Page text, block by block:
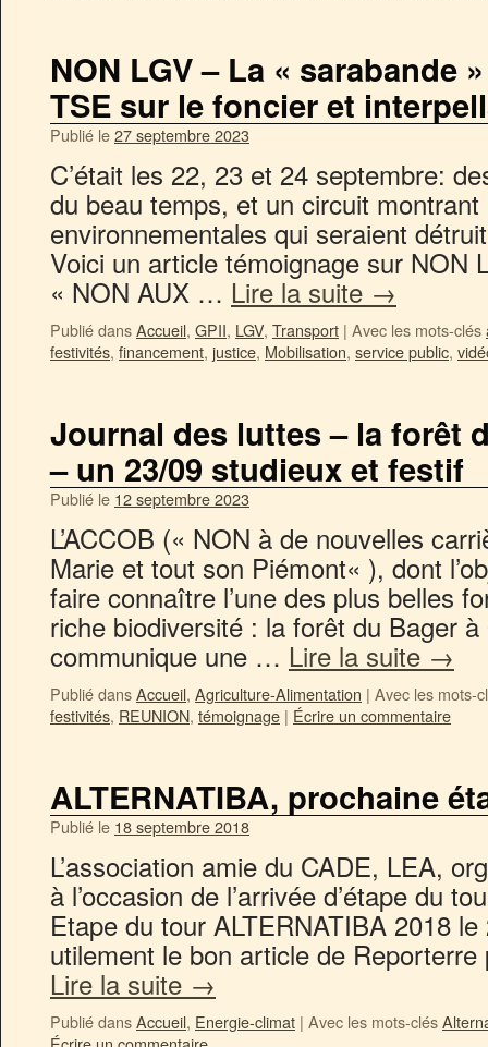
NON LGV – La « sarabande
TSE sur le foncier et
Publié le27 septembre 2023
C’était les 22, 23 et 24 septembre:
du beau temps, et un circuit
environnementales qui seraient
Voici un article témoignage sur NON
« NON AUX … Lire la suite →
Publié dansAccueil, GPII, LGV, Transport | Avec les mots-clés
festivités, financement, justice, Mobilisation, service public,
Journal des luttes – la forêt
– un 23/09 studieux et festif
Publié le 12 septembre 2023
L’ACCOB (« NON à de nouvelles
Marie et tout son Piémont« ), dont
faire connaître l’une des plus belles
riche biodiversité : la forêt du Bager
communique une … Lire la suite→
Publié dansAccueil, Agriculture-Alimentation | Avec les mots-
festivités, REUNION, témoignage | Écrire un commentaire
ALTERNATIBA, prochaine
Publié le 18 septembre 2018
L’association amie du CADE, LEA,
à l’occasion de l’arrivée d’étape du
Etape du tour ALTERNATIBA 2018
utilement le bon article de
Lire la suite →
Publié dansAccueil, Energie-climat | Avec les mots-clés